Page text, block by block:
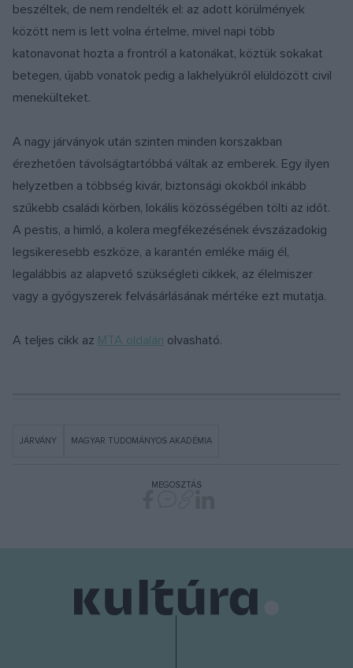
beszéltek, de nem rendelték el: az adott körülmények
között nem is lett volna értelme, mivel napi több
katonavonat hozta a frontról a katonákat, köztük sokakat
betegen, újabb vonatok pedig a lakhelyükről elüldözött civil
menekülteket.
A nagy járványok után szinten minden korszakban
érezhetően távolságtartóbbá váltak az emberek. Egy ilyen
helyzetben a többség kivár, biztonsági okokból inkább
szűkebb családi körben, lokális közösségében tölti az időt.
A pestis, a himlő, a kolera megfékezésének évszázadokig
legsikeresebb eszköze, a karantén emléke máig él,
legalábbis az alapvető szükségleti cikkek, az élelmiszer
vagy a gyógyszerek felvásárlásának mértéke ezt mutatja.
A teljes cikk az MTA oldalán olvasható.
JÁRVÁNY MAGYAR TUDOMÁNYOS AKADÉMIA
MEGOSZTÁS